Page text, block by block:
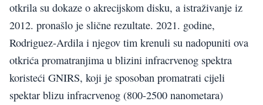
otkrila su dokaze o akrecijskom disku, a istraživanje iz
2012. pronašlo je slične rezultate. 2021. godine,
Rodriguez-Ardila i njegov tim krenuli su nadopuniti ova
otkrića promatranjima u blizini infracrvenog spektra
koristeći GNIRS, koji je sposoban promatrati cijeli
spektar blizu infracrvenog (800-2500 nanometara)